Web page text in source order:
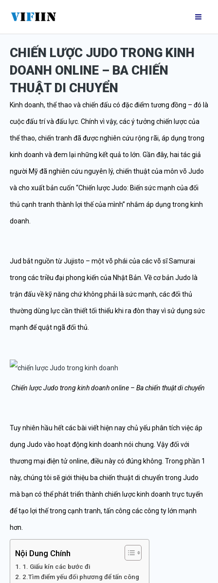
nội
dungCHIẾN LƯỢC JUDO TRONG KINH
DOANH ONLINE – BA CHIẾN
THUẬT DI CHUYỂN
Kinh doanh, thể thao và chiến đấu có đặc điểm tương đồng – đó là
cuộc đấu trí và đấu lực. Chính vì vậy, các ý tưởng chiến lược của
thể thao, chiến tranh đã được nghiên cứu rộng rãi, áp dụng trong
kinh doanh và đem lại những kết quả to lớn. Gần đây, hai tác giả
người Mỹ đã nghiên cứu nguyên lý, chiến thuật của môn võ Judo
và cho xuất bản cuốn “Chiến lược Judo: Biến sức mạnh của đối
thủ cạnh tranh thành lợi thế của mình” nhắm áp dụng trong kinh
doanh.
Jud bắt nguồn từ Jujisto – một võ phái của các võ sĩ Samurai
trong các triều đại phong kiến của Nhật Bản. Về cơ bản Judo là
trận đấu về kỹ năng chứ không phải là sức mạnh, các đối thủ
thường dùng lực cần thiết tối thiểu khi ra đòn thay vì sử dụng sức
mạnh để quật ngã đối thủ.
Chiến lược Judo trong kinh doanh online – Ba chiến thuật di chuyển
Tuy nhiên hầu hết các bài viết hiện nay chủ yếu phân tích việc áp
dụng Judo vào hoạt động kinh doanh nói chung. Vậy đối với
thương mại điện tử online, điều này có đúng không. Trong phần 1
này, chúng tôi sẽ giới thiệu ba chiến thuật di chuyển trong Judo
mà bạn có thể phát triển thành chiến lược kinh doanh trực tuyến
để tạo lợi thế trong cạnh tranh, tấn công các công ty lớn mạnh
hơn.
Nội Dung Chính
1. Giấu kín các bước đi
2.Tìm điểm yếu đối phương để tấn công